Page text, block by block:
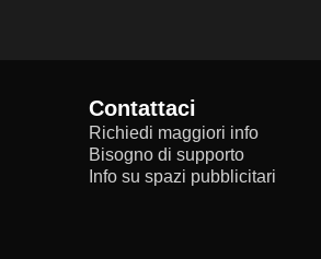
Contattaci
Richiedi maggiori info
Bisogno di supporto
Info su spazi pubblicitari